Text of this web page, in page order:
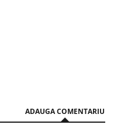
ADAUGA COMENTARIU